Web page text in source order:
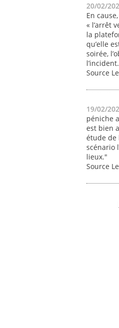
20/02/
En
« l’arrêt
la
qu’elle
soirée,
Source
19/02/
péniche
est bien
étude de
scénario
lieux."
Source